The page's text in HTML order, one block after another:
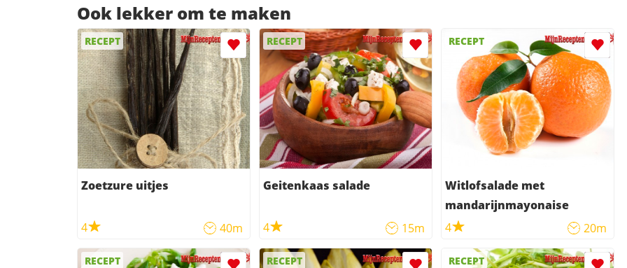
Ook lekker om te maken
RECEPT
Zoetzure uitjes
4 40m
RECEPT
Geitenkaas salade
4 15m
RECEPT
Witlofsalade met
mandarijnmayonaise
4
20m
RECEPT RECEPT RECEPT